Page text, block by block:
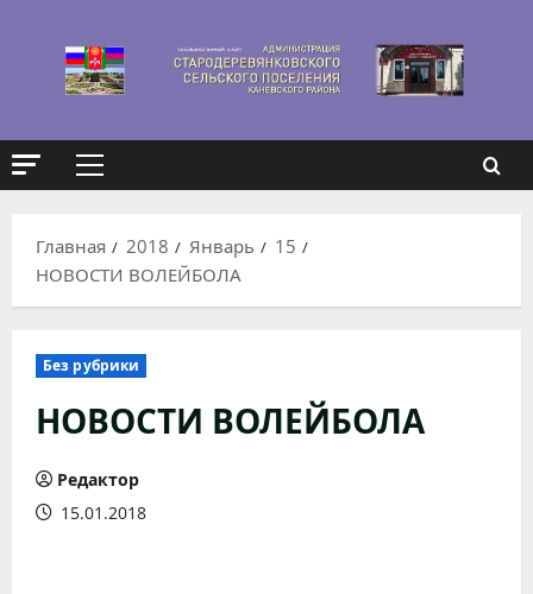
содержимому
Основное
Главная
2018 Январь
15
НОВОСТИ ВОЛЕЙБОЛА
Без рубрики
НОВОСТИ ВОЛЕЙБОЛА
Редактор
15.01.2018